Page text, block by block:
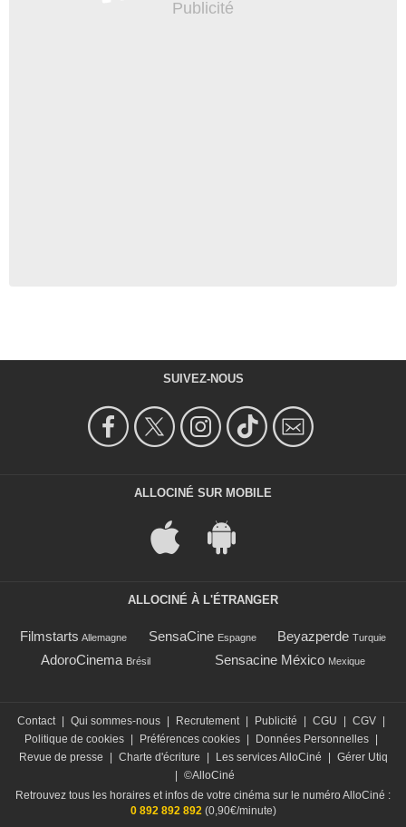
SUIVEZ-NOUS
ALLOCINÉ SUR MOBILE
ALLOCINÉ À L'ÉTRANGER
Filmstarts Allemagne SensaCine Espagne Beyazperde Turquie
AdoroCinema Brésil Sensacine México Mexique
Contact | Qui sommes-nous | Recrutement | Publicité | CGU | CGV |
Politique de cookies | Préférences cookies | Données Personnelles |
Revue de presse
| Charte d'écriture | Les services AlloCiné | Gérer Utiq
| ©AlloCiné
Retrouvez tous les horaires et infos de votre cinéma sur le numéro AlloCiné :
0 892 892 892 (0,90€/minute)